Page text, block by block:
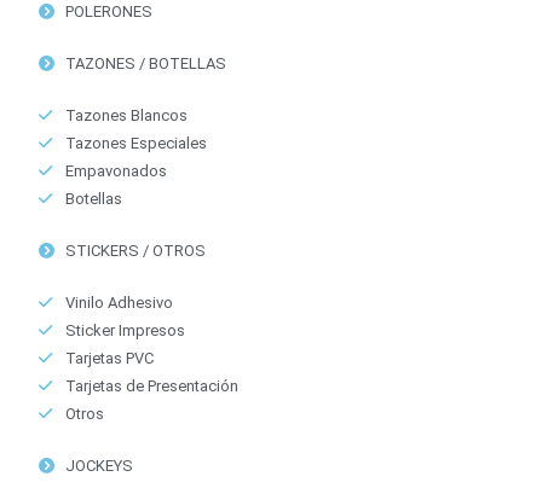
POLERONES
TAZONES / BOTELLAS
Tazones Blancos
Tazones Especiales
Empavonados
Botellas
STICKERS / OTROS
Vinilo Adhesivo
Sticker Impresos
Tarjetas PVC
Tarjetas de Presentación
Otros
JOCKEYS